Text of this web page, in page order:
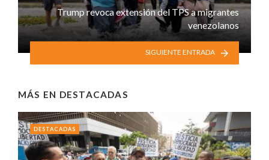
Trump revoca extensión del TPS a migrantes
venezolanos
SIGUIENTE ENTRADA
MÁS EN DESTACADAS
DESTACADAS